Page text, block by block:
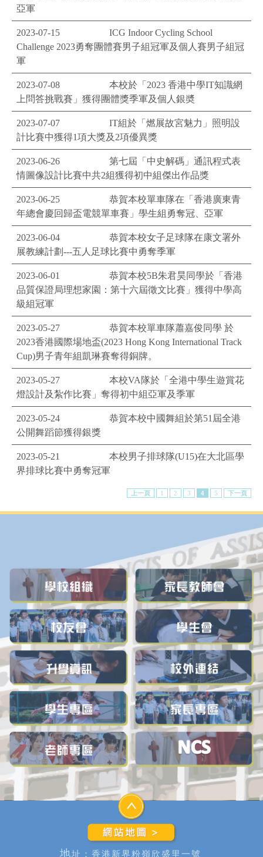
亞軍
2023-07-15
ICG Indoor Cycling School
Challenge 2023勇奪團體賽男子組冠軍及個人賽男子組冠
軍
2023-07-08
本校於「2023 香港中學IT知識網
上問答挑戰賽」獲得團體獎季軍及個人銀奬
2023-07-07
IT組於「燃展故宮魅力」照明設
計比賽中獲得1項大獎及2項優異獎
2023-06-26
第七屆「中史解碼」通訊程式表
情圖像設計比賽中共2組獲得初中組傑出作品獎
2023-06-25
恭賀本校單車隊在「香港廣東青
年總會慶回歸盃電競單車賽」學生組勇奪冠、亞軍
2023-06-04
恭賀本校女子足球隊在康文署外
展教練計劃---五人足球比賽中勇奪季軍
2023-06-01
恭賀本校5B朱君昊同學於「香港
品質保證局理想家園：第十六屆徵文比賽」獲得中學高
級組冠軍
2023-05-27
恭賀本校單車隊蕭嘉俊同學 於
2023香港國際場地盃(2023 Hong Kong International Track
Cup)男子青年組凱琳賽奪得銅牌。
2023-05-27
本校VA隊於「全港中學生遊賞花
燈設計及紮作比賽」奪得初中組亞軍及季軍
2023-05-24
恭賀本校中國舞組於第51屆全港
公開舞蹈節獲得銀獎
2023-05-21
本校男子排球隊(U15)在大北區學
界排球比賽中勇奪冠軍
上一頁 1 2 3 4 5 下一頁
地址：香港新界粉嶺欣盛里一號